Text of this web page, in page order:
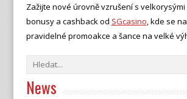
Zažijte nové úrovně vzrušení s velkorysými
bonusy a cashback od SGcasino, kde se
pravidelné promoakce a šance na velké
News